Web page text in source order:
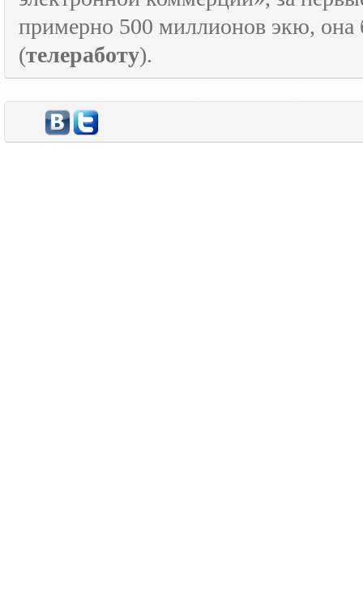
примерно 500 миллионов экю, она
(телеработу).